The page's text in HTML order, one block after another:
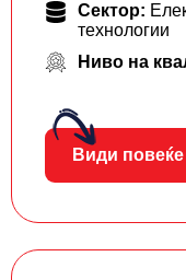
Сектор:
технологии
Ниво на
Види повеќе